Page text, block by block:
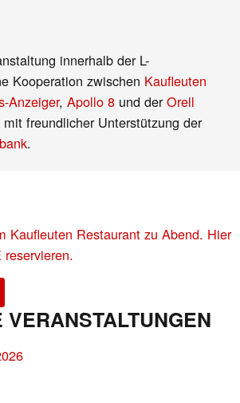
innerhalb der L-
Kooperation zwischen Kaufleuten
Anzeiger,Apollo 8 und derOrell
mit freundlicher Unterstützung der
.
Kaufleuten Restaurant zu Abend. Hier
VERANSTALTUNGEN